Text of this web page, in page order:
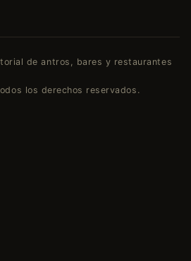
de antros, bares y restaurantes
los derechos reservados.